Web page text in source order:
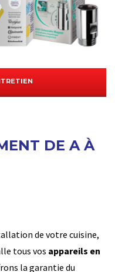
DE A À
de votre cuisine,
tous vos appareils en
la garantie du